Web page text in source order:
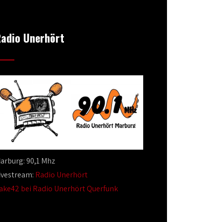
Unerhört
90,1 Mhz
Radio Unerhört
bei Radio Unerhört Querfunk